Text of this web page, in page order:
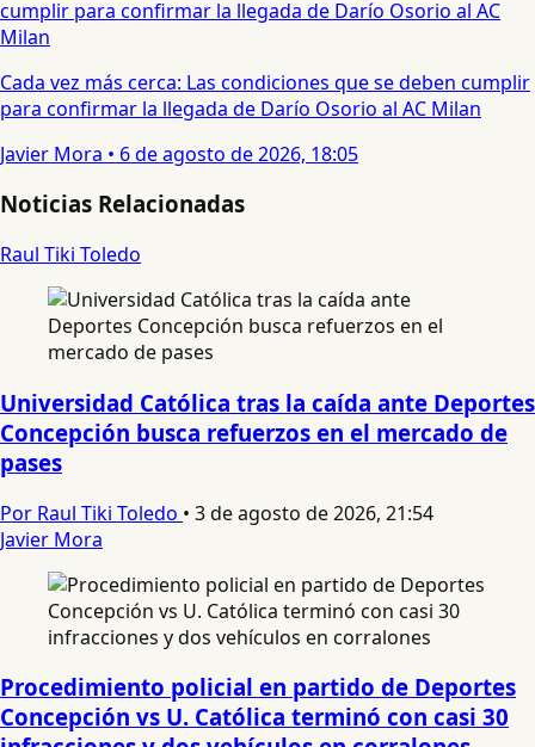
Cada vez más cerca: Las condiciones que se deben cumplir
para confirmar la llegada de Darío Osorio al AC Milan
Javier Mora • 6 de agosto de 2026, 18:05
Noticias Relacionadas
Raul Tiki Toledo
Universidad Católica tras la caída ante Deportes
Concepción busca refuerzos en el mercado de
pases
Por Raul Tiki Toledo • 3 de agosto de 2026, 21:54
Javier Mora
Procedimiento policial en partido de Deportes
Concepción vs U. Católica terminó con casi 30